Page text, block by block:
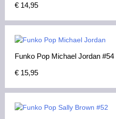
€ 14,95
Funko Pop Michael Jordan #54
€ 15,95